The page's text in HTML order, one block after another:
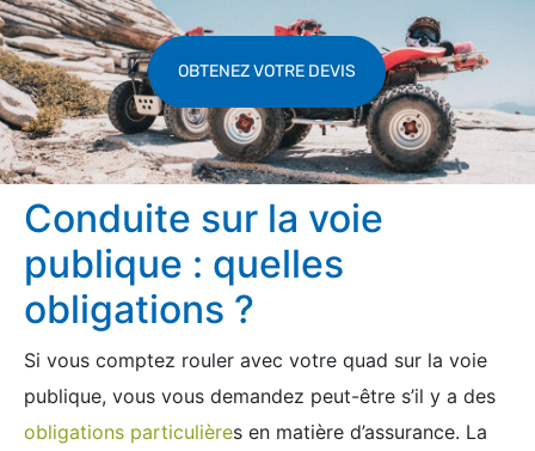
OBTENEZ VOTRE DEVIS
Conduite sur la voie
publique : quelles
obligations ?
Si vous comptez rouler avec votre quad sur la voie
publique, vous vous demandez peut-être s’il y a des
obligations particulières en matière d’assurance. La